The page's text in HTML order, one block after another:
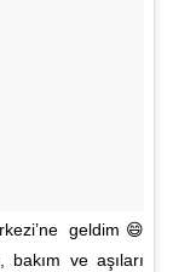
geldim😄
ve aşıları